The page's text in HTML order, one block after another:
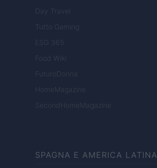
Day Travel
Tutto Gaming
ESG 365
Food Wiki
FuturoDonna
HomeMagazine
SecondHomeMagazine
SPAGNA E AMERICA LATINA